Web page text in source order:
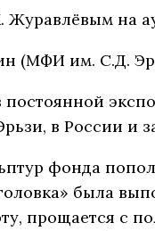
на
(МФИ им. С.Д.
в России и
фонда
была
прощается с